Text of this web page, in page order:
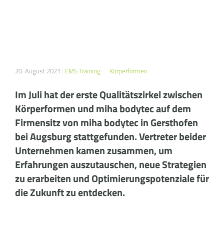
20. August 2021 : EMS Training Körperformen
Im Juli hat der erste Qualitätszirkel zwischen
Körperformen und miha bodytec auf dem
Firmensitz von miha bodytec in Gersthofen
bei Augsburg stattgefunden. Vertreter beider
Unternehmen kamen zusammen, um
Erfahrungen auszutauschen, neue Strategien
zu erarbeiten und Optimierungspotenziale für
die Zukunft zu entdecken.